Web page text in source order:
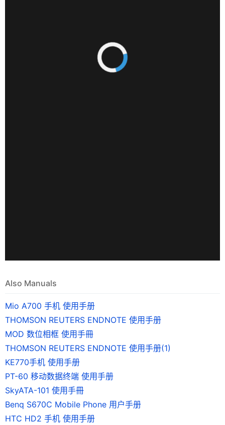
Also Manuals
Mio A700 手机 使用手册
THOMSON REUTERS ENDNOTE 使用手册
MOD 数位相框 使用手冊
THOMSON REUTERS ENDNOTE 使用手册(1)
KE770手机 使用手册
PT-60 移动数据终端 使用手册
SkyATA-101 使用手冊
Benq S670C Mobile Phone 用户手册
HTC HD2 手机 使用手册